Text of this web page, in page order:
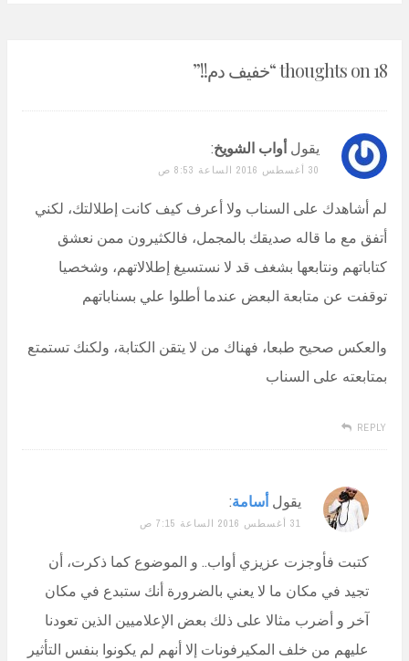
18 thoughts on “ خفيف دم!!”
يقول أواب الشويخ:
30 أغسطس 2016 الساعة 8:53 ص
لم أشاهدك على السناب ولا أعرف كيف كانت إطلالتك، لكني
أتفق مع ما قاله صديقك بالمجمل، فالكثيرون ممن نعشق
كتاباتهم ونتابعها بشغف قد لا نستسيغ إطلالاتهم، وشخصيا
توقفت عن متابعة البعض عندما أطلوا علي بسناباتهم
والعكس صحيح طبعا، فهناك من لا يتقن الكتابة، ولكنك تستمتع
بمتابعته على السناب
REPLY
يقول أسامة:
31 أغسطس 2016 الساعة 7:15 ص
كتبت فأوجزت عزيزي أواب.. و الموضوع كما ذكرت، أن
تجيد في مكان ما لا يعني بالضرورة أنك ستبدع في مكان
آخر و أضرب مثالا على ذلك بعض الإعلاميين الذين تعودنا
عليهم من خلف المكيرفونات إلا أنهم لم يكونوا بنفس التأثير